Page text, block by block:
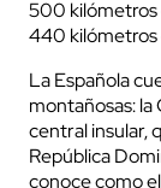
500 kilómetros
440 kilómetros
La Española
montañosas: la
central insular,
República
conoce como